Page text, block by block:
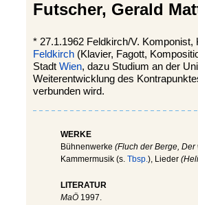
Futscher, Gerald
* 27.1.1962 Feldkirch/V. Komponist,
Feldkirch (Klavier, Fagott,
Stadt Wien, dazu Studium an der
Weiterentwicklung des
verbunden wird.
WERKE
Bühnenwerke (Fluch der Berge,
Kammermusik (s. Tbsp.), Lieder
LITERATUR
MaÖ 1997.